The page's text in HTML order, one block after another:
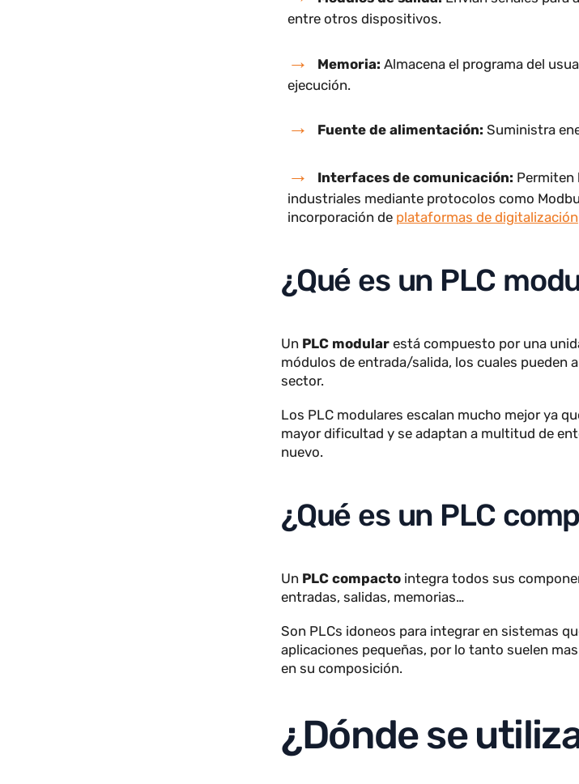
ejecutar el programa almacenado en la
Módulos de entrada:Reciben las
botones, láseres, fotocélulas…
Módulos de salida:Envían señales
Memoria:Almacena el programa
ejecución.
Fuente de alimentación:
industriales mediante protocolos como
incorporación deplataformas de
¿Qué es un PLC
módulos de entrada/salida, los cuales
Los PLC modulares escalan mucho
mayor dificultad y se adaptan a multitud
¿Qué es un PLC
UnPLC compacto integra todos sus